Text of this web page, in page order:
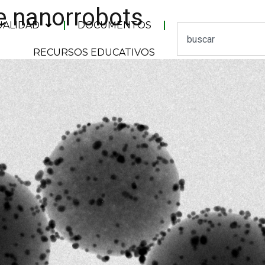
DOCUMENTOS
RECURSOS EDUCATIVOS
nanorrobots